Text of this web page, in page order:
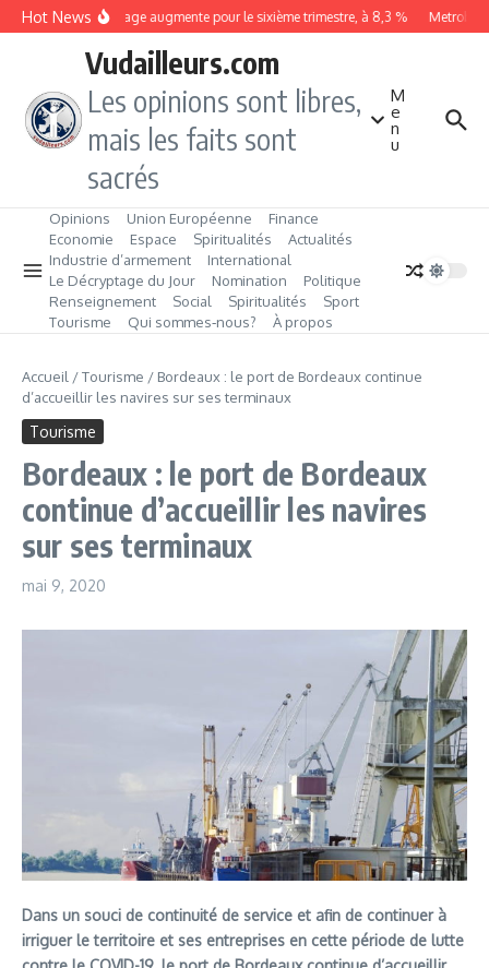
Aller au contenu
Hot NewsLe chômage augmente pour le sixième trimestre, à 8,3 % Metrobus
Vudailleurs.com
Les opinions sont libres,
mais les faits sont
sacrés
M
e
n
u
Opinions Union Européenne
Finance
Economie
Espace Spiritualités
Actualités
Industrie d’armement
International
Le Décryptage du Jour
Nomination
Politique
Renseignement
Social Spiritualités
Sport
Tourisme
Qui sommes‑nous? À propos
Accueil /Tourisme / Bordeaux : le port de Bordeaux continue
d’accueillir les navires sur ses terminaux
Tourisme
Bordeaux : le port de Bordeaux
continue d’accueillir les navires
sur ses terminaux
mai 9, 2020
Dans un souci de continuité de service et afin de continuer à
irriguer le territoire et ses entreprises en cette période de lutte